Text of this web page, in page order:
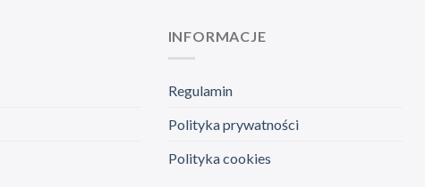
INFORMACJE
Regulamin
Polityka prywatności
Polityka cookies